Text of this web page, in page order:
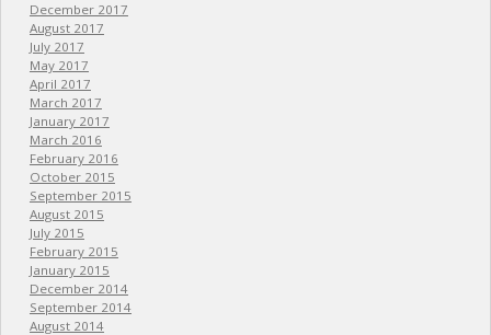
December 2017
August 2017
July 2017
May 2017
April 2017
March 2017
January 2017
March 2016
February 2016
October 2015
September 2015
August 2015
July 2015
February 2015
January 2015
December 2014
September 2014
August 2014